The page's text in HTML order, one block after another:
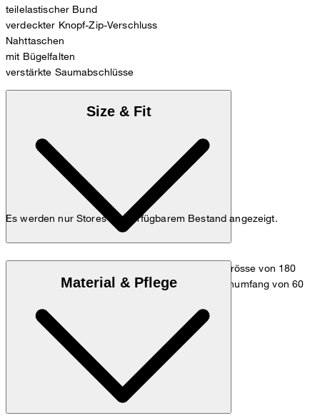
Es werden nur Stores mit verfügbarem Bestand angezeigt.
teilelastischer Bund
verdeckter Knopf-Zip-Verschluss
Nahttaschen
mit Bügelfalten
verstärkte Saumabschlüsse
Size & Fit
Das Model trägt die Grösse 36 bei einer Körpergrösse von 180
cm, einem Brustumfang von 83 cm, einem Taillenumfang von 60
Maßtabelle
Material & Pflege